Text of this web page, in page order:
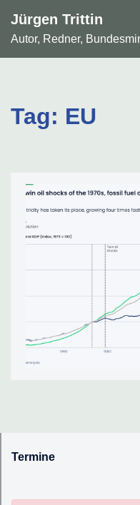
content
Jürgen Trittin
Autor, Redner,
Tag: EU
Termine